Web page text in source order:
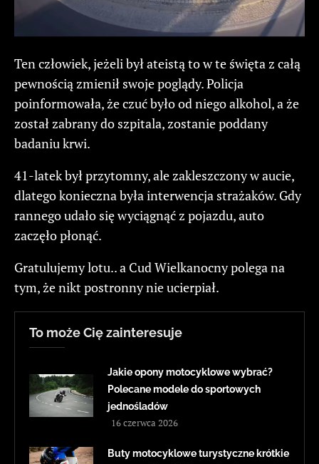
Ten człowiek, jeżeli był ateistą to w te święta z całą
pewnością zmienił swoje poglądy. Policja
poinformowała, że czuć było od niego alkohol, a że
został zabrany do szpitala, zostanie poddany
badaniu krwi.
41-latek był przytomny, ale zakleszczony w aucie,
dlatego konieczna była interwencja strażaków. Gdy
rannego udało się wyciągnąć z pojazdu, auto
zaczęło płonąć.
Gratulujemy lotu.. a Cud Wielkanocny polega na
tym, że nikt postronny nie ucierpiał.
To może Cię zainteresuje
Jakie opony motocyklowe wybrać?
Polecane modele do sportowych
jednośladów
16 czerwca 2026
Buty motocyklowe turystyczne krótkie